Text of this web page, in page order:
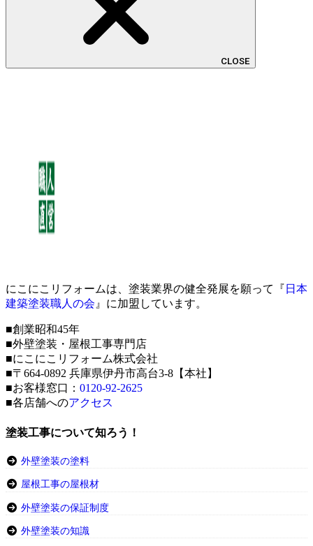
CLOSE
にこにこリフォームは、塗装業界の健全発展を願って『 日本
建築塗装職人の会 』に加盟しています。
■創業昭和45年
■外壁塗装・屋根工事専門店
■にこにこリフォーム株式会社
■〒664-0892 兵庫県伊丹市高台3-8【本社】
■お客様窓口： 0120-92-2625
■各店舗へのアクセス
塗装工事について知ろう！
外壁塗装の塗料
屋根工事の屋根材
外壁塗装の保証制度
外壁塗装の知識